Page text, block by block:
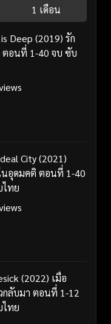
1 เดือน
Deep (2019) รัก
ตอนที่ 1-40 จบ ซับ
City (2021)
นอุดมคติ ตอนที่ 1-40
ทย
(2022) เมื่อ
กลับมา ตอนที่ 1-12
ทย